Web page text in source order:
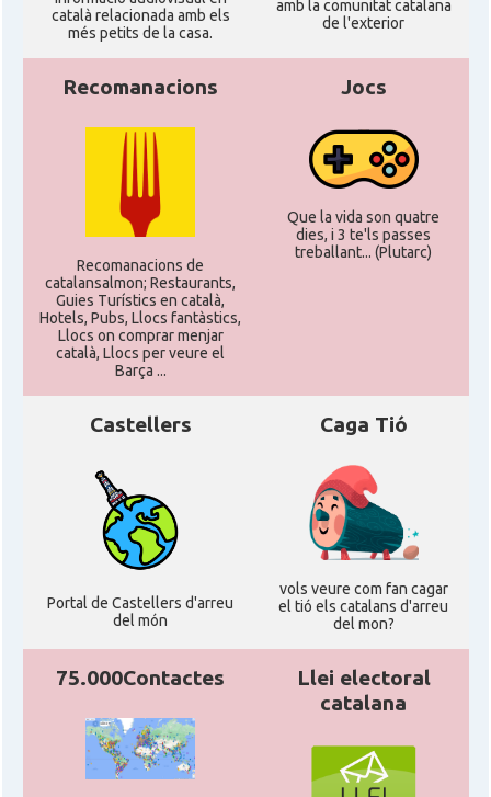
català relacionada amb els
més petits de la casa.
amb la comunitat catalana
de l'exterior
Recomanacions
Recomanacions de
catalansalmon; Restaurants,
Guies Turístics en català,
Hotels, Pubs, Llocs fantàstics,
Llocs on comprar menjar
català, Llocs per veure el
Barça ...
Jocs
Que la vida son quatre
dies, i 3 te'ls passes
treballant... (Plutarc)
Castellers
Portal de Castellers d'arreu
del món
Caga Tió
vols veure com fan cagar
el tió els catalans d'arreu
del mon?
75.000Contactes
Llei electoral
catalana